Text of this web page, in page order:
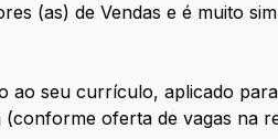
(as) de Vendas e é muito
ao seu currículo, aplicado
oferta de vagas na